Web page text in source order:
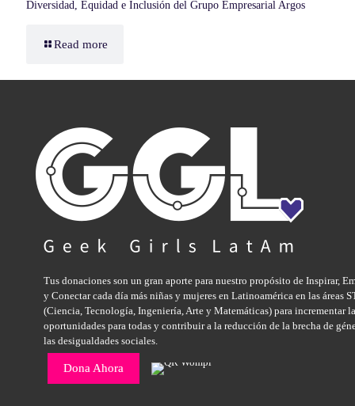
Diversidad, Equidad e Inclusión del Grupo Empresarial Argos
Read more
Tus donaciones son un gran aporte para nuestro propósito de Inspirar,
y Conectar cada día más niñas y mujeres en Latinoamérica en las áreas
(Ciencia, Tecnología, Ingeniería, Arte y Matemáticas) para incrementar
oportunidades para todas y contribuir a la reducción de la brecha de
las desigualdades sociales.
Dona Ahora